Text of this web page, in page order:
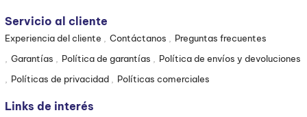
Servicio al cliente
Experiencia del cliente Contáctanos
Preguntas frecuentes
Garantías
Política de garantías
Política de envíos y devoluciones
Políticas de privacidad
Políticas comerciales
Links de interés